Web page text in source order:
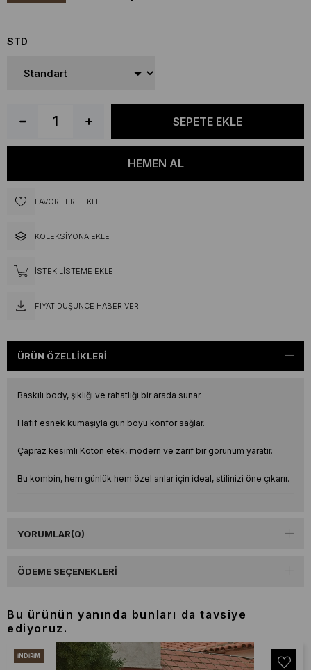
STD
FAVORILERE EKLE
KOLEKSIYONA EKLE
İSTEK LISTEME EKLE
FIYAT DÜŞÜNCE HABER VER
ÜRÜN ÖZELLIKLERI
Baskılı body, şıklığı ve rahatlığı bir arada sunar.
Hafif esnek kumaşıyla gün boyu konfor sağlar.
Çapraz kesimli Koton etek, modern ve zarif bir görünüm yaratır.
Bu kombin, hem günlük hem özel anlar için ideal, stilinizi öne çıkarır.
YORUMLAR(0)
ÖDEME SEÇENEKLERI
Bu ürünün yanında bunları da tavsiye
ediyoruz.
İNDIRIM